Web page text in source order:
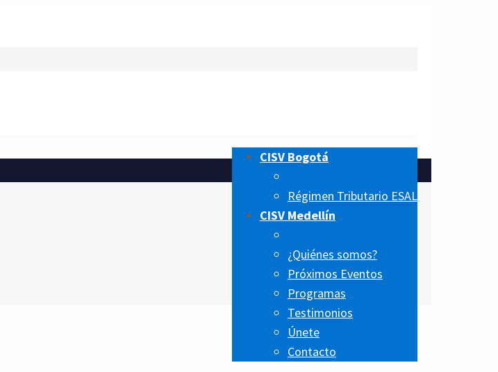
CISV Bogotá
Régimen Tributario ESAL
CISV Medellín
¿Quiénes somos?
Próximos Eventos
Programas
Testimonios
Únete
Contacto